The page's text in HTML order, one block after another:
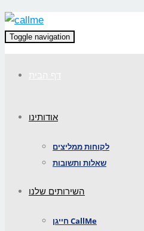
Toggle navigation
אודותינו
לקוחות ממליצים
שאלות ותשובות
השירותים שלנו
חייגן CallMe